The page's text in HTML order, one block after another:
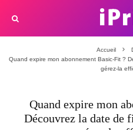
Accueil
Quand expire mon abonnement Basic-Fit ?
gérez-la
Quand expire mon
Découvrez la date de